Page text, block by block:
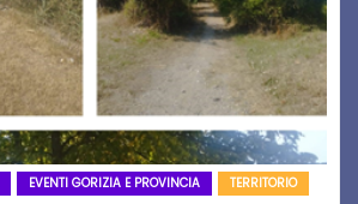
EVENTI GORIZIA E PROVINCIA TERRITORIO